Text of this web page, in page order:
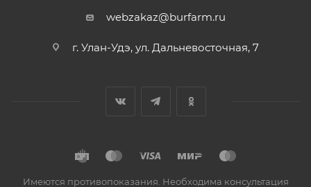
webzakaz@burfarm.ru
г. Улан-Удэ, ул. Дальневосточная, 7
Имеются противопоказания. Необходима консультация